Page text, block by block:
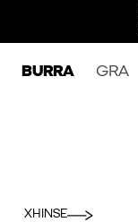
BURRA GRA
XHINSE